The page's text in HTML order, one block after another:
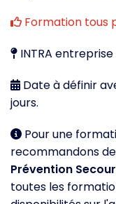
Formation tous
INTRA entreprise
Date à définir
jours.
Pour une
recommandons
Prévention
toutes les